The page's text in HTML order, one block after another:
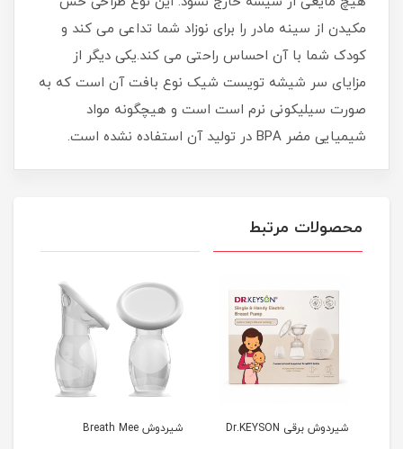
مکیدن از سینه مادر را برای نوزاد شما تداعی می کند و
کودک شما با آن احساس راحتی می کند.یکی دیگر از
مزایای سر شیشه تویست شیک نوع بافت آن است که به
صورت سیلیکونی نرم است است و هیچگونه مواد
شیمیایی مضر BPA در تولید آن استفاده نشده است.
محصولات مرتبط
شیردوش برقی Dr.KEYSON شیردوش Breath Mee